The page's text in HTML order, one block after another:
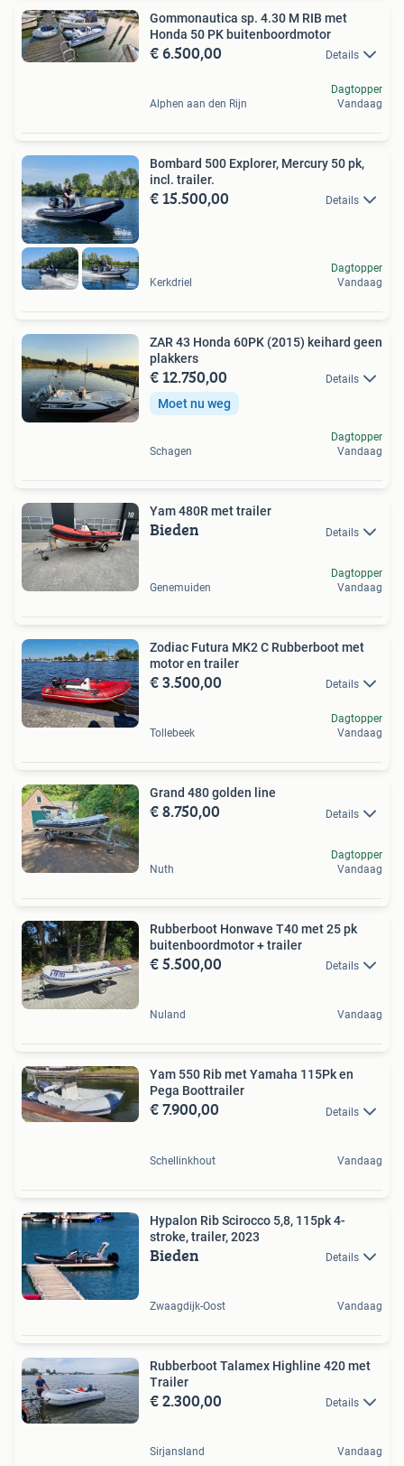
Gommonautica sp. 4.30 M RIB met
Honda 50 PK buitenboordmotor
€ 6.500,00 Details
Alphen aan den Rijn
Dagtopper
Vandaag
Bombard 500 Explorer, Mercury 50 pk,
incl. trailer.
€ 15.500,00 Details
Kerkdriel
Dagtopper
Vandaag
ZAR 43 Honda 60PK (2015) keihard geen
plakkers
€ 12.750,00 Details
Moet nu weg
Schagen
Dagtopper
Vandaag
Yam 480R met trailer
Bieden Details
Genemuiden
Dagtopper
Vandaag
Zodiac Futura MK2 C Rubberboot met
motor en trailer
€ 3.500,00 Details
Tollebeek
Dagtopper
Vandaag
Grand 480 golden line
€ 8.750,00 Details
Nuth
Dagtopper
Vandaag
Rubberboot Honwave T40 met 25 pk
buitenboordmotor + trailer
€ 5.500,00 Details
Nuland Vandaag
Yam 550 Rib met Yamaha 115Pk en
Pega Boottrailer
€ 7.900,00 Details
Schellinkhout Vandaag
Hypalon Rib Scirocco 5,8, 115pk 4-
stroke, trailer, 2023
Bieden Details
Zwaagdijk-Oost Vandaag
Rubberboot Talamex Highline 420 met
Trailer
€ 2.300,00 Details
Sirjansland Vandaag